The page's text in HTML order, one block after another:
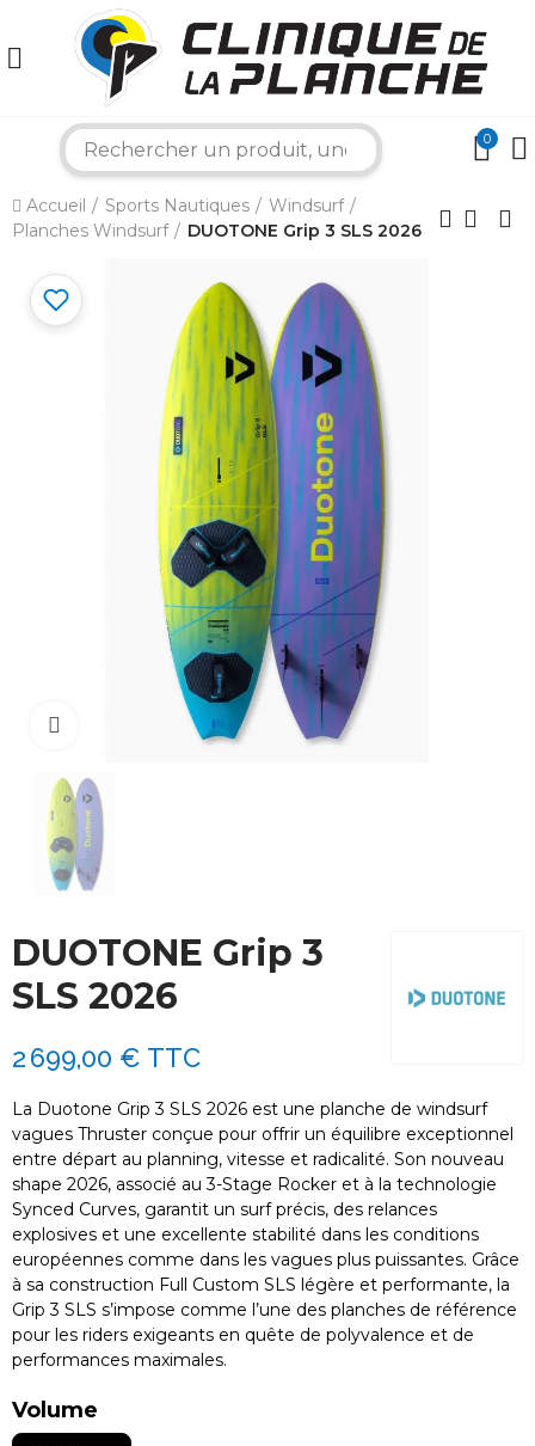
0
Accueil Sports Nautiques
Windsurf
Planches Windsurf
DUOTONE Grip 3 SLS 2026
Cliquez pour agrandir
DUOTONE Grip 3
SLS 2026
2 699,00 € TTC
La Duotone Grip 3 SLS 2026 est une planche de windsurf
vagues Thruster conçue pour offrir un équilibre exceptionnel
entre départ au planning, vitesse et radicalité. Son nouveau
shape 2026, associé au 3-Stage Rocker et à la technologie
Synced Curves, garantit un surf précis, des relances
explosives et une excellente stabilité dans les conditions
européennes comme dans les vagues plus puissantes. Grâce
à sa construction Full Custom SLS légère et performante, la
Grip 3 SLS s’impose comme l’une des planches de référence
pour les riders exigeants en quête de polyvalence et de
performances maximales.
Volume
Bonjour ! Je suis votre expert nautique.
Comment puis-je vous aider aujourd'hui ?